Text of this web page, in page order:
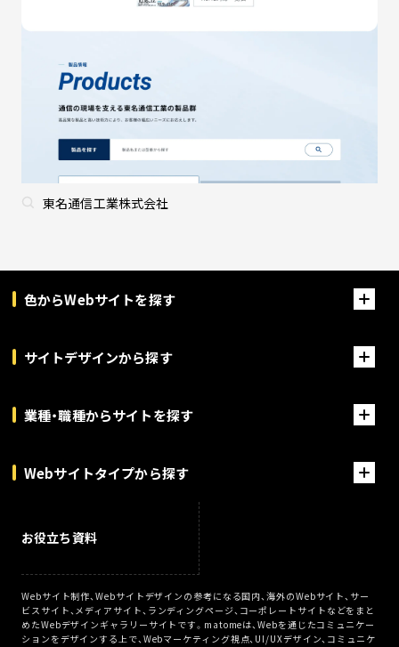
東名通信工業株式会社
色からWebサイトを探す
サイトデザインから探す
業種・職種からサイトを探す
Webサイトタイプから探す
お役立ち資料
Webサイト制作、Webサイトデザインの参考になる国内、海外のWebサイト、サー
ビスサイト、メディアサイト、ランディングページ、コーポレートサイトなどをまと
めたWebデザインギャラリーサイトです。matomeは、Webを通じたコミュニケー
ションをデザインする上で、Webマーケティング視点、UI/UXデザイン、コミュニケ